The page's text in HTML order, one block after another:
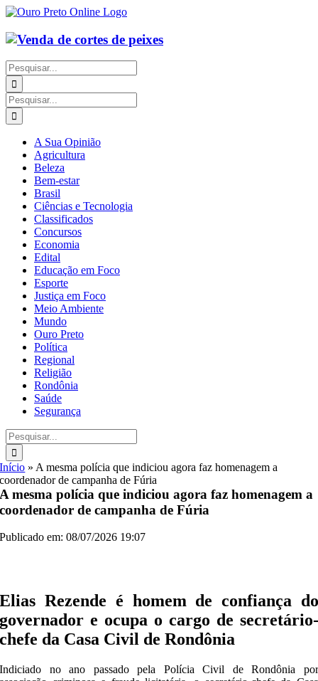
Ir
o
conteúdo
Buscar
resultados
para:
Buscar
resultados
para:
A Sua Opinião
Agricultura
Beleza
Bem-estar
Brasil
Ciências e Tecnologia
Classificados
Concursos
Economia
Edital
Educação em Foco
Esporte
Justiça em Foco
Meio Ambiente
Mundo
Ouro Preto
Política
Regional
Religião
Rondônia
Saúde
Segurança
Buscar
resultados
para:
Início »A mesma polícia que indiciou agora faz homenagem a
coordenador de campanha de Fúria
A mesma polícia que indiciou agora faz homenagem a
coordenador de campanha de Fúria
Publicado em: 08/07/2026 19:07
Elias Rezende é homem de confiança do
governador e ocupa o cargo de secretário-
chefe da Casa Civil de Rondônia
Indiciado no ano passado pela Polícia Civil de Rondônia por